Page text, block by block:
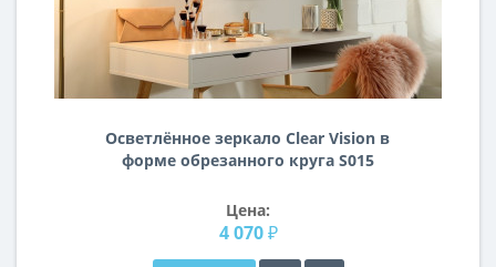
Осветлённое зеркало Clear Vision в
форме обрезанного круга S015
Цена:
4 070 ₽